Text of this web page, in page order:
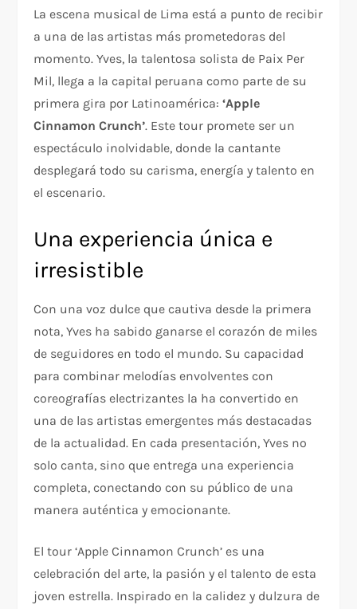
La escena musical de Lima está a punto de recibir
a una de las artistas más prometedoras del
momento. Yves, la talentosa solista de Paix Per
Mil, llega a la capital peruana como parte de su
primera gira por Latinoamérica:‘Apple
Cinnamon Crunch’. Este tour promete ser un
espectáculo inolvidable, donde la cantante
desplegará todo su carisma, energía y talento en
el escenario.
Una experiencia única e
irresistible
Con una voz dulce que cautiva desde la primera
nota, Yves ha sabido ganarse el corazón de miles
de seguidores en todo el mundo. Su capacidad
para combinar melodías envolventes con
coreografías electrizantes la ha convertido en
una de las artistas emergentes más destacadas
de la actualidad. En cada presentación, Yves no
solo canta, sino que entrega una experiencia
completa, conectando con su público de una
manera auténtica y emocionante.
El tour ‘Apple Cinnamon Crunch’ es una
celebración del arte, la pasión y el talento de esta
joven estrella. Inspirado en la calidez y dulzura de